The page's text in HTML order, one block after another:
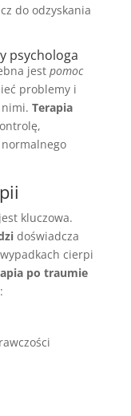
do odzyskania
psychologa
jest pomoc
problemy i
Terapia
kluczowa.
doświadcza
cierpi
po traumie